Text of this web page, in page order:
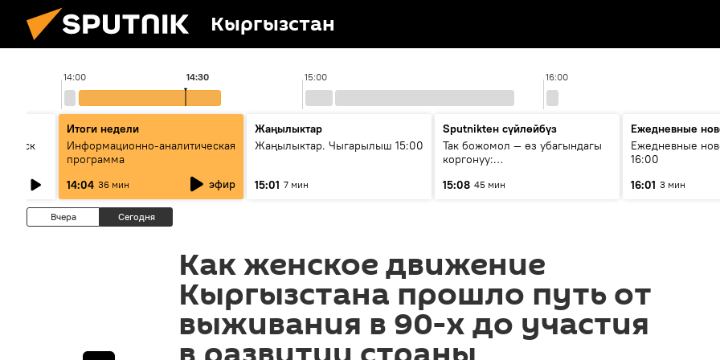
Кыргызстан
14:00 15:00 16:00
14:30
Итоги недели
Информационно-аналитическая
программа
14:04 36 мин эфир
Жаңылыктар
Жаңылыктар. Чыгарылыш 15:00
15:01 7 мин
Sputnikteн сүйлөйбүз
Так божомол — өз убагындагы
коргонуу:
кантип өркүндөтүлүүдө
15:08 45 мин
Ежедневные
Ежедневные
16:00
16:01 3 мин
Вчера Сегодня
Как женское движение
Кыргызстана прошло путь от
выживания в 90-х до участия